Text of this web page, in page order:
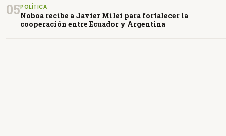
05 POLÍTICA
Noboa recibe a Javier Milei para fortalecer la
cooperación entre Ecuador y Argentina